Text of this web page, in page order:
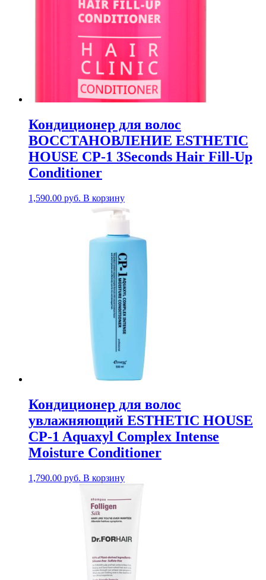
Кондиционер для волос
ВОССТАНОВЛЕНИЕ ESTHETIC
HOUSE CP-1 3Seconds Hair Fill-Up
Conditioner
1,590.00 руб. В корзину
Кондиционер для волос
увлажняющий ESTHETIC HOUSE
CP-1 Aquaxyl Complex Intense
Moisture Conditioner
1,790.00 руб. В корзину